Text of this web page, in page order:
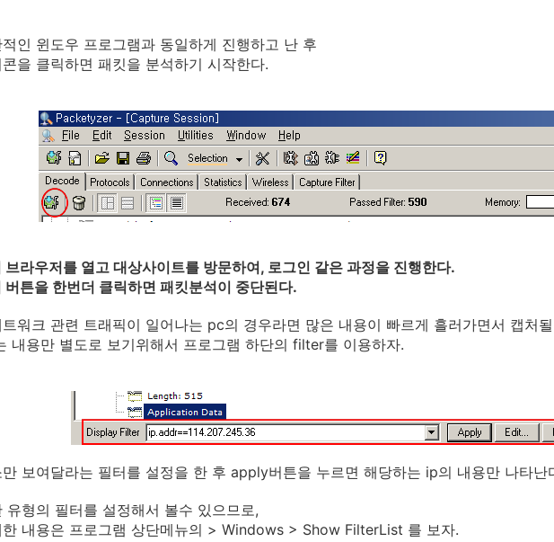
인 윈도우 프로그램과 동일하게 진행하고 난 후
을 클릭하면 패킷을 분석하기 시작한다.
브라우저를 열고 대상사이트를 방문하여, 로그인 같은 과정을 진행한다.
버튼을 한번더 클릭하면 패킷분석이 중단된다.
워크 관련 트래픽이 일어나는 pc의 경우라면 많은 내용이 빠르게 흘러가면서 캡처
내용만 별도로 보기위해서 프로그램 하단의 filter를 이용하자.
보여달라는 필터를 설정을 한 후 apply버튼을 누르면 해당하는 ip의 내용만 나타난
유형의 필터를 설정해서 볼수 있으므로,
한 내용은 프로그램 상단메뉴의 > Windows > Show FilterList 를 보자.